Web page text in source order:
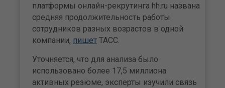
платформы онлайн-рекрутинга hh.ru названа
средняя продолжительность работы
сотрудников разных возрастов в одной
компании, пишет ТАСС.
Уточняется, что для анализа было
использовано более 17,5 миллиона
активных резюме, эксперты изучили связь